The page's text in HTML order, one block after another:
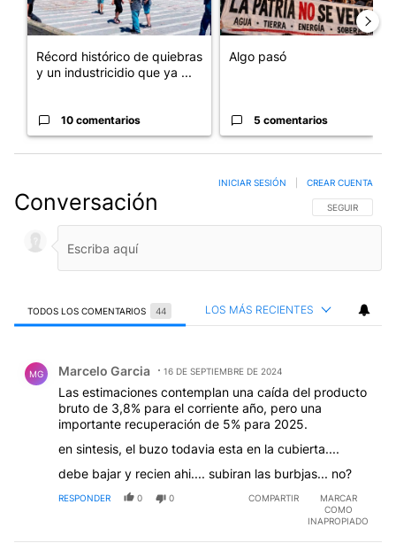
Récord histórico de quiebras
y un industricidio que ya ...
10 comentarios
Algo pasó
5 comentarios
Conversación SIGA ESTA
SEGUIR
INICIAR SESIÓN CREAR CUENTA
TODOS LOS COMENTARIOS 44 LOS MÁS RECIENTES
MG Marcelo Garcia 16 DE SEPTIEMBRE DE 2024
Las estimaciones contemplan una caída del producto
bruto de 3,8% para el corriente año, pero una
importante recuperación de 5% para 2025.
en sintesis, el buzo todavia esta en la cubierta....
debe bajar y recien ahi.... subiran las burbjas... no?
RESPONDER 0 0 COMPARTIR
MARCAR
COMO
INAPROPIADO